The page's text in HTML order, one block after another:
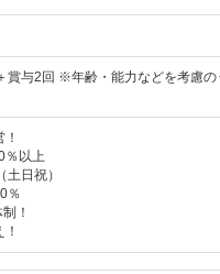
賞与2回 ※年齢・能力などを考慮
％以上
日祝）
％
！